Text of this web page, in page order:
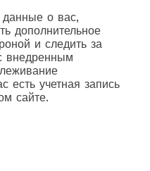
данные о вас,
дополнительное
и следить за
внедренным
есть учетная запись
сайте.